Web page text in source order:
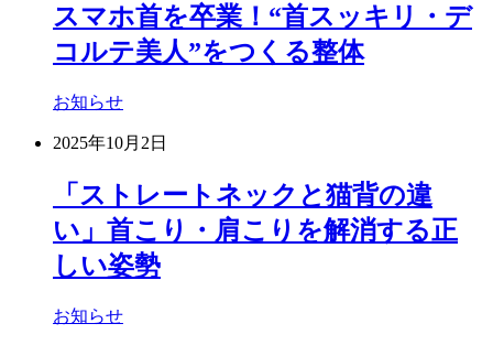
スマホ首を卒業！“首スッキリ・デ
コルテ美人”をつくる整体
お知らせ
2025年10月2日
「ストレートネックと猫背の違
い」首こり・肩こりを解消する正
しい姿勢
お知らせ